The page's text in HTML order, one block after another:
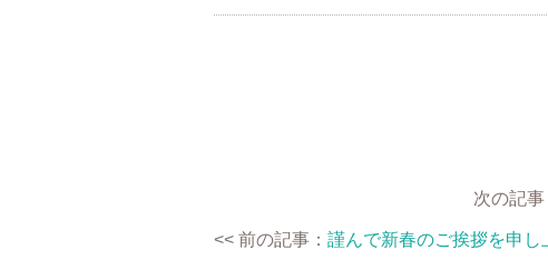
次の記事
<< 前の記事： 謹んで新春のご挨拶を申し